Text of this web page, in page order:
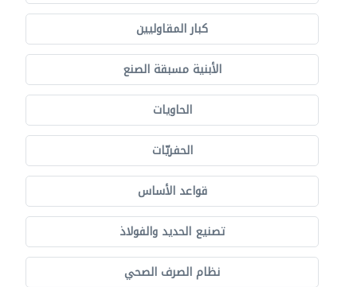
كبار المقاوليين
الأبنية مسبقة الصنع
الحاويات
الحفريّات
قواعد الأساس
تصنيع الحديد والفولاذ
نظام الصرف الصحي